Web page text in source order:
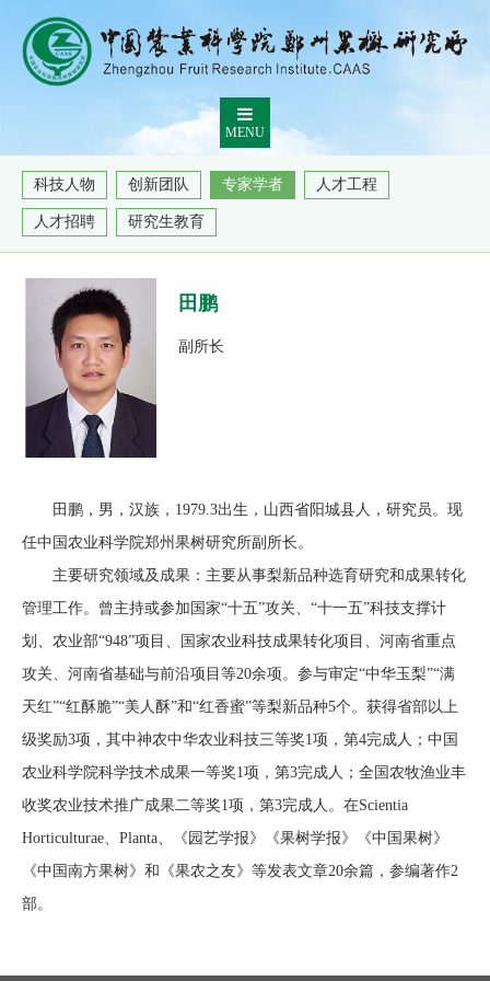
MENU
科技人物 创新团队 专家学者 人才工程
人才招聘 研究生教育
田鹏
副所长
田鹏，男，汉族，1979.3出生，山西省阳城县人，研究员。现
任中国农业科学院郑州果树研究所副所长。
主要研究领域及成果：主要从事梨新品种选育研究和成果转化
管理工作。曾主持或参加国家“十五”攻关、“十一五”科技支撑计
划、农业部“948”项目、国家农业科技成果转化项目、河南省重点
攻关、河南省基础与前沿项目等20余项。参与审定“中华玉梨”“满
天红”“红酥脆”“美人酥”和“红香蜜”等梨新品种5个。获得省部以上
级奖励3项，其中神农中华农业科技三等奖1项，第4完成人；中国
农业科学院科学技术成果一等奖1项，第3完成人；全国农牧渔业丰
收奖农业技术推广成果二等奖1项，第3完成人。在Scientia
Horticulturae、Planta、《园艺学报》《果树学报》《中国果树》
《中国南方果树》和《果农之友》等发表文章20余篇，参编著作2
部。